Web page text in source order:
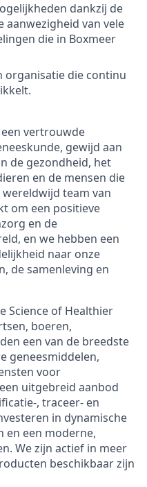
dankzij de
aanwezigheid van vele
die in Boxmeer
organisatie die continu
vertrouwde
gewijd aan
de gezondheid, het
en de mensen die
team van
om een positieve
en de
en we hebben een
naar onze
de samenleving en
Science of Healthier
boeren,
een van de breedste
geneesmiddelen,
voor
uitgebreid aanbod
, traceer- en
in dynamische
en een moderne,
We zijn actief in meer
beschikbaar zijn